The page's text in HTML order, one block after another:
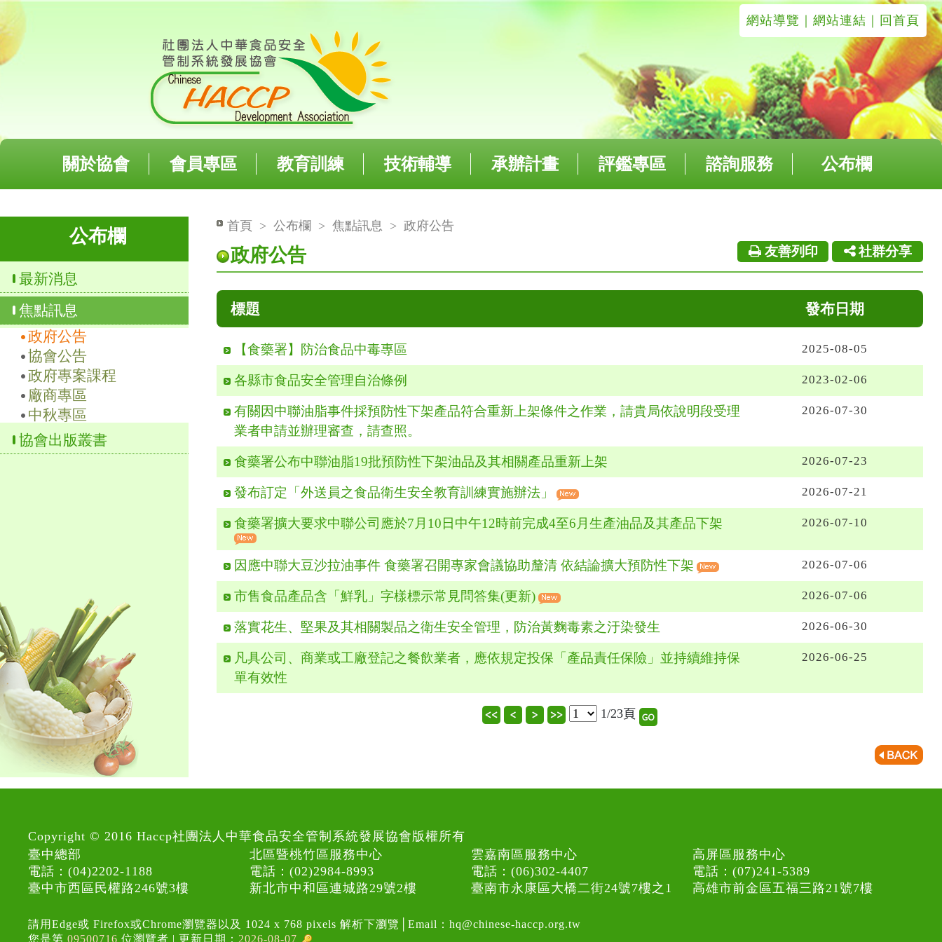
網站導覽 網站連結 ｜回首頁
關於協會 會員專區 教育訓練 技術輔導 承辦計畫 評鑑專區 諮詢服務 公布欄
公布欄
最新消息
焦點訊息
政府公告
協會公告
政府專案課程
廠商專區
中秋專區
協會出版叢書
首頁 > 公布欄 > 焦點訊息 > 政府公告
友善列印 社群分享
政府公告
標題 發布日期
【食藥署】防治食品中毒專區 2025-08-05
各縣市食品安全管理自治條例 2023-02-06
有關因中聯油脂事件採預防性下架產品符合重新上架條件之作業，請貴局依說明段受理
業者申請並辦理審查，請查照。
2026-07-30
食藥署公布中聯油脂19批預防性下架油品及其相關產品重新上架 2026-07-23
發布訂定「外送員之食品衛生安全教育訓練實施辦法」 2026-07-21
食藥署擴大要求中聯公司應於7月10日中午12時前完成4至6月生產油品及其產品下架 2026-07-10
因應中聯大豆沙拉油事件 食藥署召開專家會議協助釐清 依結論擴大預防性下架 2026-07-06
市售食品產品含「鮮乳」字樣標示常見問答集(更新) 2026-07-06
落實花生、堅果及其相關製品之衛生安全管理，防治黃麴毒素之汙染發生 2026-06-30
凡具公司、商業或工廠登記之餐飲業者，應依規定投保「產品責任保險」並持續維持保
單有效性
2026-06-25
1/23頁
Copyright © 2016 Haccp社團法人中華食品安全管制系統發展協會版權所有
臺中總部
電話：(04)2202-1188
臺中市西區民權路246號3樓
北區暨桃竹區服務中心
電話：(02)2984-8993
新北市中和區連城路29號2樓
雲嘉南區服務中心
電話：(06)302-4407
臺南市永康區大橋二街24號7樓之1
高屏區服務中心
電話：(07)241-5389
高雄市前金區五福三路21號7樓
請用Edge或 Firefox或Chrome瀏覽器以及 1024 x 768 pixels 解析下瀏覽│ Email： hq@chinese-haccp.org.tw
您是第 09500716 位瀏覽者 | 更新日期： 2026-08-07